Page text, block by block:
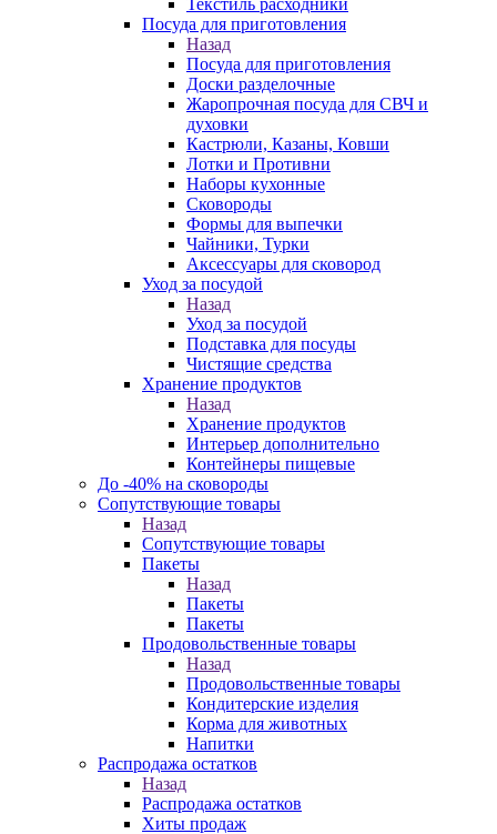
Посуда для приготовления
Назад
Посуда для приготовления
Доски разделочные
Жаропрочная посуда для СВЧ и
духовки
Кастрюли, Казаны, Ковши
Лотки и Противни
Наборы кухонные
Сковороды
Формы для выпечки
Чайники, Турки
Аксессуары для сковород
Уход за посудой
Назад
Уход за посудой
Подставка для посуды
Чистящие средства
Хранение продуктов
Назад
Хранение продуктов
Интерьер дополнительно
Контейнеры пищевые
До -40% на сковороды
Сопутствующие товары
Назад
Сопутствующие товары
Пакеты
Назад
Пакеты
Пакеты
Продовольственные товары
Назад
Продовольственные товары
Кондитерские изделия
Корма для животных
Напитки
Распродажа остатков
Назад
Распродажа остатков
Хиты продаж